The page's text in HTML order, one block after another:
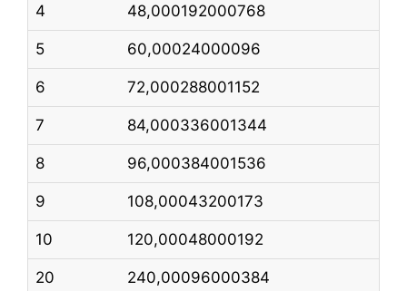
4 48,000192000768
5 60,00024000096
6 72,000288001152
7 84,000336001344
8 96,000384001536
9 108,00043200173
10 120,00048000192
20 240,00096000384